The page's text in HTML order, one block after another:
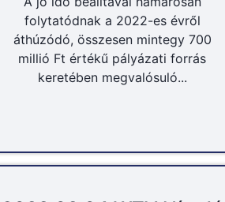
folytatódnak a 2022-es évről
áthúzódó, összesen mintegy 700
millió Ft értékű pályázati forrás
keretében megvalósuló...